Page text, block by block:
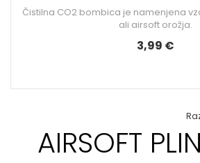
Čistilna CO2 bombica je namenjena
ali airsoft orožja.
3,99 €
AIRSOFT